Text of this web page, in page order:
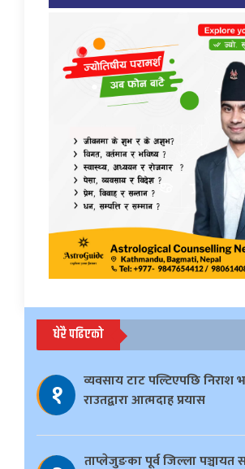
धेरै पढिएको
१
व्यवसाय टाट पल्टिएपछि निराश
राउतद्वारा आत्मदाह प्रयास
ताप्लेजुङका पूर्व जिल्ला पञ्चायत